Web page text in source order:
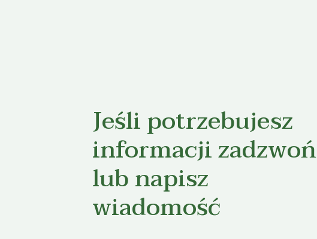
Jeśli potrzebujesz
informacji zadzwoń
lub napisz
wiadomość